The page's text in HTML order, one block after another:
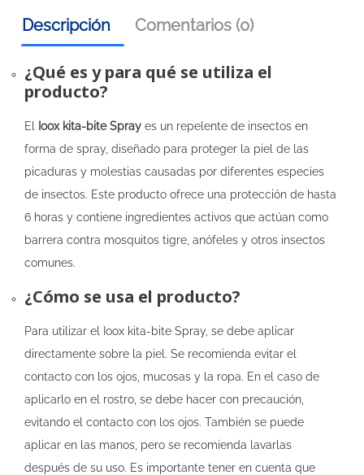
Descripción Comentarios (0)
¿Qué es y para qué se utiliza el
producto?
El Ioox kita-bite Spray es un repelente de insectos en
forma de spray, diseñado para proteger la piel de las
picaduras y molestias causadas por diferentes especies
de insectos. Este producto ofrece una protección de hasta
6 horas y contiene ingredientes activos que actúan como
barrera contra mosquitos tigre, anófeles y otros insectos
comunes.
¿Cómo se usa el producto?
Para utilizar el Ioox kita-bite Spray, se debe aplicar
directamente sobre la piel. Se recomienda evitar el
contacto con los ojos, mucosas y la ropa. En el caso de
aplicarlo en el rostro, se debe hacer con precaución,
evitando el contacto con los ojos. También se puede
aplicar en las manos, pero se recomienda lavarlas
después de su uso. Es importante tener en cuenta que